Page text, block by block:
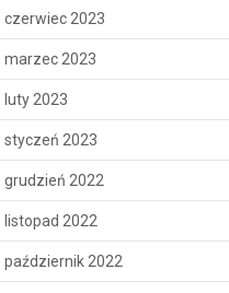
czerwiec 2023
marzec 2023
luty 2023
styczeń 2023
grudzień 2022
listopad 2022
październik 2022